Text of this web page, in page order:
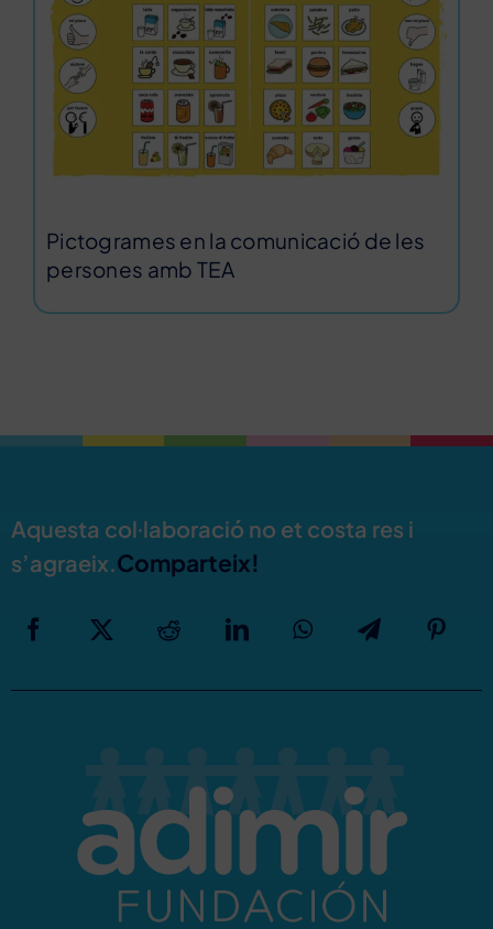
Pictogrames en la comunicació de les
persones amb TEA
Aquesta col·laboració no et costa res i
s’agraeix.Comparteix!